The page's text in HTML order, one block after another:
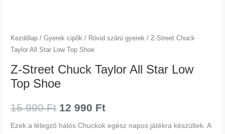
Kezdőlap /Gyerek cipők / Rövid szárú gyerek / Z-Street Chuck
Taylor All Star Low Top Shoe
Z-Street Chuck Taylor All Star Low
Top Shoe
15 990Ft
990 Ft.
12 990 Ft
990 Ft.
Ezek a lélegző hálós Chuckok egész napos játékra készültek. A
Low
Top
mennyiség